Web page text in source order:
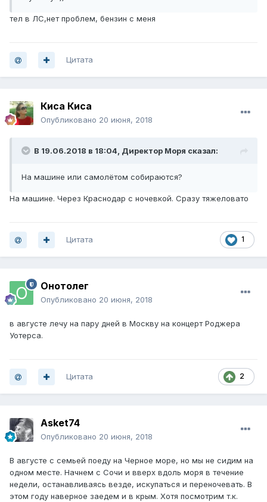
тел в ЛС,нет проблем, бензин с меня
Цитата
Киса Киса
Опубликовано 20 июня, 2018
В 19.06.2018 в 18:04, Директор Моря сказал:
На машине или самолётом собираются?
На машине. Через Краснодар с ночевкой. Сразу тяжеловато
1
Цитата
Онотолег
Опубликовано 20 июня, 2018
в августе лечу на пару дней в Москву на концерт Роджера
Уотерса.
2
Цитата
Asket74
Опубликовано 20 июня, 2018
В августе с семьей поеду на Черное море, но мы не сидим на
одном месте. Начнем с Сочи и вверх вдоль моря в течение
недели, останавливаясь везде, искупаться и переночевать. В
этом году наверное заедем и в крым. Хотя посмотрим т.к.